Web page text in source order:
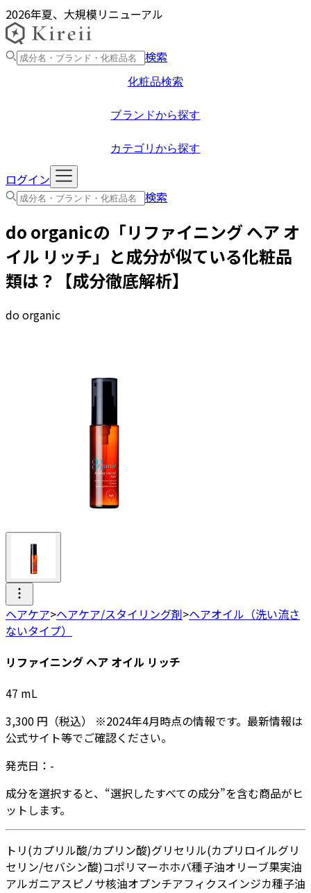
2026年夏、大規模リニューアル
検索
化粧品検索
ブランドから探す
カテゴリから探す
ログイン
検索
do organicの「リファイニング ヘア オ
イル リッチ 」と成分が似ている化粧品
類は？【成分徹底解析】
do organic
ヘアケア>ヘアケア/スタイリング剤>ヘアオイル（洗い流さ
ないタイプ）
リファイニング ヘア オイル リッチ
47 mL
3,300 円 （税込） ※2024年4月時点の情報です。最新情報は
公式サイト等でご確認ください。
発売日： -
成分を選択すると、“選択したすべての成分”を含む商品がヒ
ットします。
トリ(カプリル酸/カプリン酸)グリセリル(カプリロイルグリ
セリン/セバシン酸)コポリマーホホバ種子油オリーブ果実油
アルガニアスピノサ核油オプンチアフィクスインジカ種子油